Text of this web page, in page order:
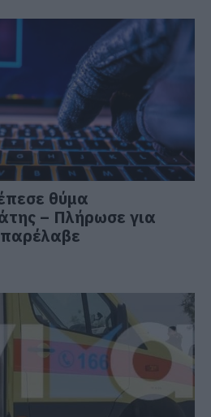
θύμα
– Πλήρωσε για